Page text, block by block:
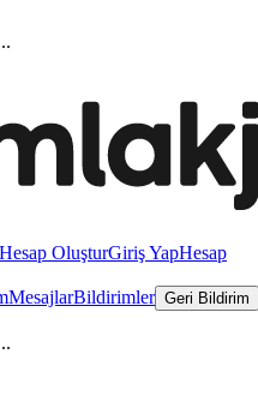
Hesap OluşturGiriş YapHesap
MesajlarBildirimler Geri Bildirim